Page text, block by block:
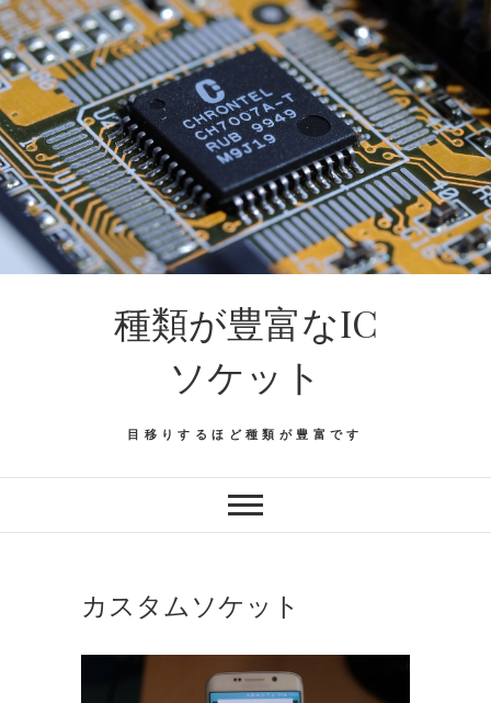
種類が豊富なIC
ソケット
目移りするほど種類が豊富です
カスタムソケット